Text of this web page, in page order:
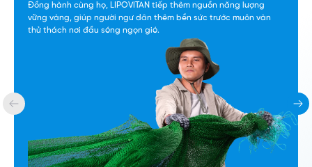
Đồng hành cùng họ, LIPOVITAN tiếp thêm nguồn năng lượng
vững vàng, giúp người ngư dân thêm bền sức trước muôn vàn
thử thách nơi đầu sóng ngọn gió.